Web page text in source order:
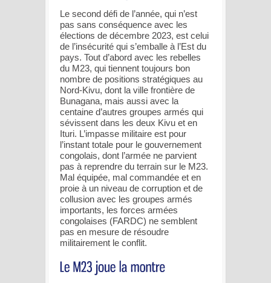
Le second défi de l’année, qui n’est
pas sans conséquence avec les
élections de décembre 2023, est celui
de l’insécurité qui s’emballe à l’Est du
pays. Tout d’abord avec les rebelles
du M23, qui tiennent toujours bon
nombre de positions stratégiques au
Nord-Kivu, dont la ville frontière de
Bunagana, mais aussi avec la
centaine d’autres groupes armés qui
sévissent dans les deux Kivu et en
Ituri. L’impasse militaire est pour
l’instant totale pour le gouvernement
congolais, dont l’armée ne parvient
pas à reprendre du terrain sur le M23.
Mal équipée, mal commandée et en
proie à un niveau de corruption et de
collusion avec les groupes armés
importants, les forces armées
congolaises (FARDC) ne semblent
pas en mesure de résoudre
militairement le conflit.